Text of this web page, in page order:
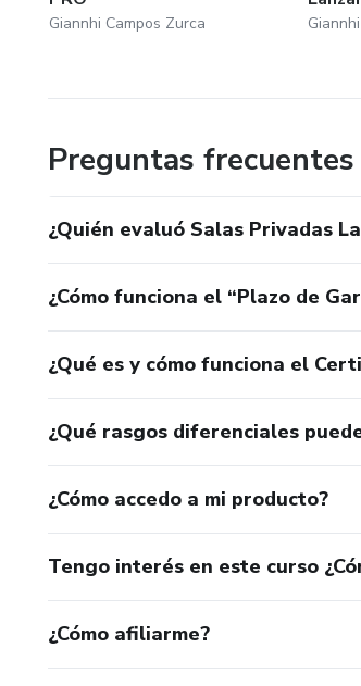
Giannhi Campos Zurca
Preguntas frecuentes
¿Quién evaluó Salas Privadas
¿Cómo funciona el “Plazo de
¿Qué es y cómo funciona el
¿Qué rasgos diferenciales
¿Cómo accedo a mi producto?
Tengo interés en este curso
¿Cómo afiliarme?